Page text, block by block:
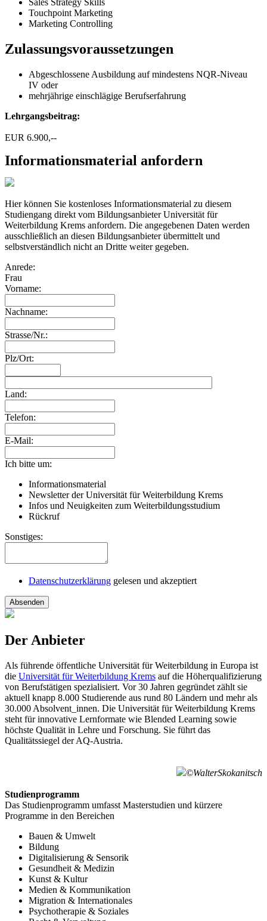
Sales Strategy Skills
Touchpoint Marketing
Marketing Controlling
Zulassungsvoraussetzungen
Abgeschlossene Ausbildung auf mindestens NQR-Niveau
IV oder
mehrjährige einschlägige Berufserfahrung
Lehrgangsbeitrag:
EUR 6.900,--
Informationsmaterial anfordern
Hier können Sie kostenloses Informationsmaterial zu diesem
Studiengang direkt vom Bildungsanbieter Universität für
Weiterbildung Krems anfordern. Die angegebenen Daten werden
ausschließlich an diesen Bildungsanbieter übermittelt und
selbstverständlich nicht an Dritte weiter gegeben.
Anrede:
Frau
Vorname:
Nachname:
Strasse/Nr.:
Plz/Ort:
Land:
Telefon:
E-Mail:
Ich bitte um:
Informationsmaterial
Newsletter der Universität für Weiterbildung Krems
Infos und Neuigkeiten zum Weiterbildungsstudium
Rückruf
Sonstiges:
Datenschutzerklärung gelesen und akzeptiert
Absenden
Der Anbieter
Als führende öffentliche Universität für Weiterbildung in Europa ist
die Universität für Weiterbildung Krems auf die Höherqualifizierung
von Berufstätigen spezialisiert. Vor 30 Jahren gegründet zählt sie
aktuell knapp 8.000 Studierende aus rund 80 Ländern und mehr als
30.000 Absolvent_innen. Die Universität für Weiterbildung Krems
steht für innovative Lernformate wie Blended Learning sowie
höchste Qualität in Lehre und Forschung. Sie führt das
Qualitätssiegel der AQ-Austria.
©WalterSkokanitsch
Studienprogramm
Das Studienprogramm umfasst Masterstudien und kürzere
Programme in den Bereichen
Bauen & Umwelt
Bildung
Digitalisierung & Sensorik
Gesundheit & Medizin
Kunst & Kultur
Medien & Kommunikation
Migration & Internationales
Psychotherapie & Soziales